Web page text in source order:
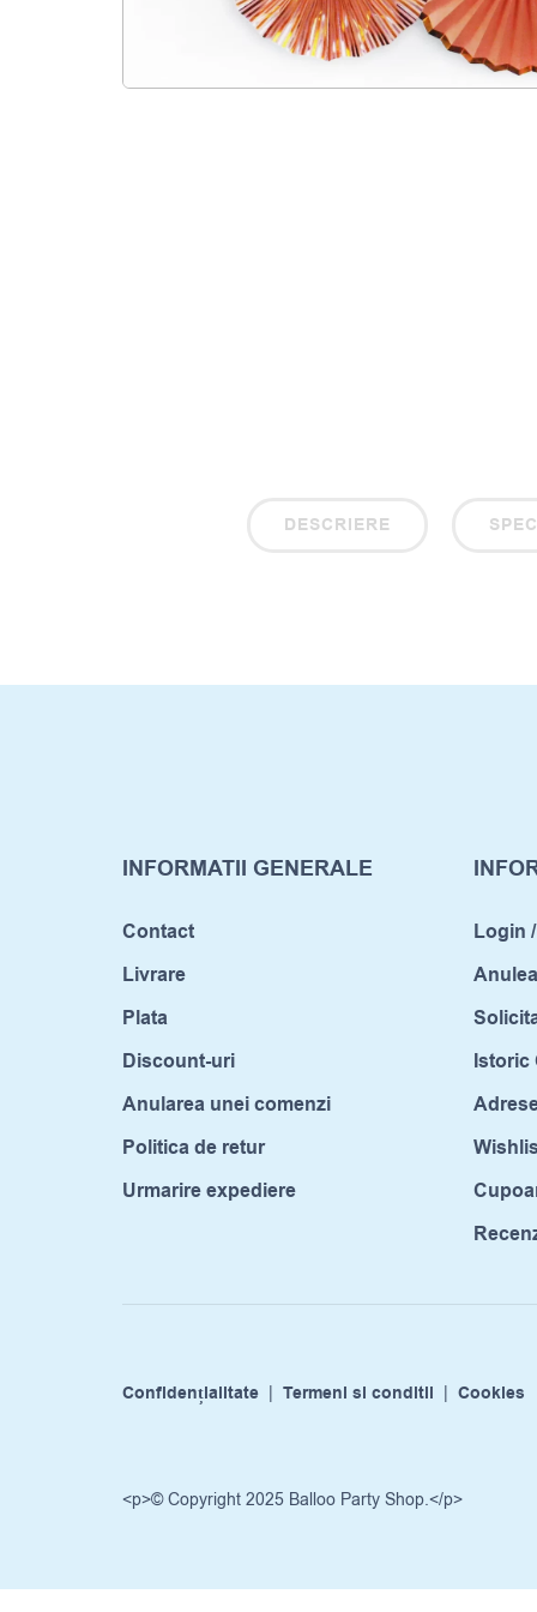
DESCRIERE
INFORMATII GENERALE
Contact
Livrare
Plata
Discount-uri
Anularea unei comenzi
Politica de retur
Urmarire expediere
Login
Istoric
Confidențialitate | Termeni si conditii | Cookies
<p>© Copyright 2025 Balloo Party Shop.</p>